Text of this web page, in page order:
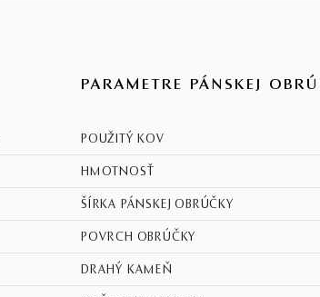
PARAMETRE PÁNSKEJ
POUŽITÝ KOV
HMOTNOSŤ
ŠÍRKA PÁNSKEJ OBRÚČKY
POVRCH OBRÚČKY
DRAHÝ KAMEŇ